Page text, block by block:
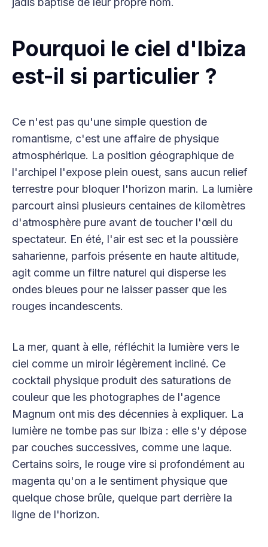
Pourquoi le ciel d'Ibiza
est-il si particulier ?
Ce n'est pas qu'une simple question de
romantisme, c'est une affaire de physique
atmosphérique. La position géographique de
l'archipel l'expose plein ouest, sans aucun relief
terrestre pour bloquer l'horizon marin. La lumière
parcourt ainsi plusieurs centaines de kilomètres
d'atmosphère pure avant de toucher l'œil du
spectateur. En été, l'air est sec et la poussière
saharienne, parfois présente en haute altitude,
agit comme un filtre naturel qui disperse les
ondes bleues pour ne laisser passer que les
rouges incandescents.
La mer, quant à elle, réfléchit la lumière vers le
ciel comme un miroir légèrement incliné. Ce
cocktail physique produit des saturations de
couleur que les photographes de l'agence
Magnum ont mis des décennies à expliquer. La
lumière ne tombe pas sur Ibiza : elle s'y dépose
par couches successives, comme une laque.
Certains soirs, le rouge vire si profondément au
magenta qu'on a le sentiment physique que
quelque chose brûle, quelque part derrière la
ligne de l'horizon.